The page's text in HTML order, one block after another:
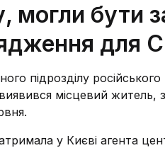
могли бути
для
підрозділу
місцевий
у Києві агента